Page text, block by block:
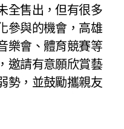
全售出，但有很多
參與的機會，高雄
樂會、體育競賽等
邀請有意願欣賞藝
勢，並鼓勵攜親友